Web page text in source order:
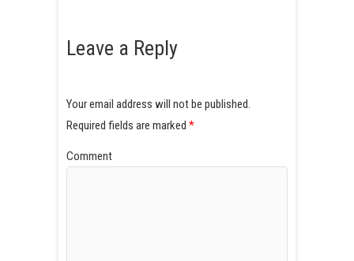
Leave a Reply
Your email address will not be published.
Required fields are marked *
Comment